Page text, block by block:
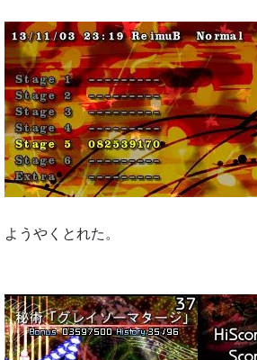
ようやくとれた。